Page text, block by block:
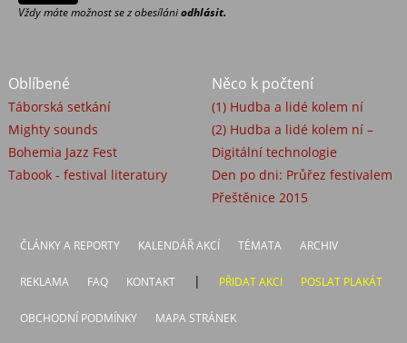
Vždy máte možnost se z obesílániodhlásit.
Oblíbené
Táborská setkání
Mighty sounds
Bohemia Jazz Fest
Tabook - festival literatury
Něco k počtení
(1) Hudba a lidé kolem ní
(2) Hudba a lidé kolem ní –
Digitální technologie
Den po dni: Průřez festivalem
Přeštěnice 2015
ČLÁNKY A REPORTY KALENDÁŘ AKCÍ TÉMATA ARCHIV
REKLAMA FAQ KONTAKT | PŘIDAT AKCI POSLAT PLAKÁT
OBCHODNÍ PODMÍNKY MAPA STRÁNEK